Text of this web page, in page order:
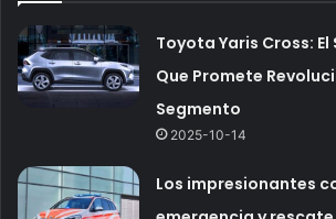
Toyota Yaris Cross:
Que Promete
Segmento
2025-10-14
Los impresionantes